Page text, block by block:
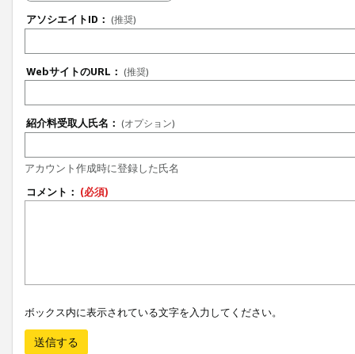
アソシエイトID： (推奨)
WebサイトのURL： (推奨)
紹介料受取人氏名： (オプション)
アカウント作成時に登録した氏名
コメント： (必須)
ボックス内に表示されている文字を入力してください。
送信する